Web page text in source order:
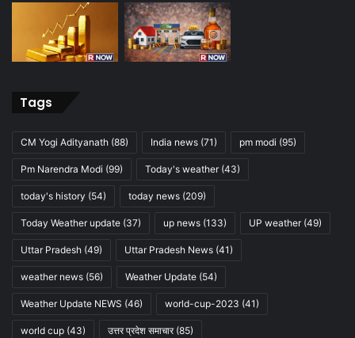
Tags
CM Yogi Adityanath (88) India news (71) pm modi (95)
Pm Narendra Modi (99) Today's weather(43)
today's history (54) today news (209)
Today Weather update (37) up news (133) UP weather(49)
Uttar Pradesh (49) Uttar Pradesh News (41)
weather news (56) Weather Update (54)
Weather Update NEWS (46) world-cup-2023 (41)
world cup (43) उत्तर प्रदेश समाचार(85)